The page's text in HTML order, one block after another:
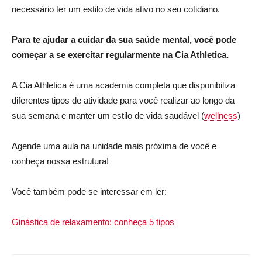
necessário ter um estilo de vida ativo no seu cotidiano.
Para te ajudar a cuidar da sua saúde mental, você pode
começar a se exercitar regularmente na Cia Athletica.
A Cia Athletica é uma academia completa que disponibiliza
diferentes tipos de atividade para você realizar ao longo da
sua semana e manter um estilo de vida saudável (wellness)
Agende uma aula na unidade mais próxima de você e
conheça nossa estrutura!
Você também pode se interessar em ler:
Ginástica de relaxamento: conheça 5 tipos